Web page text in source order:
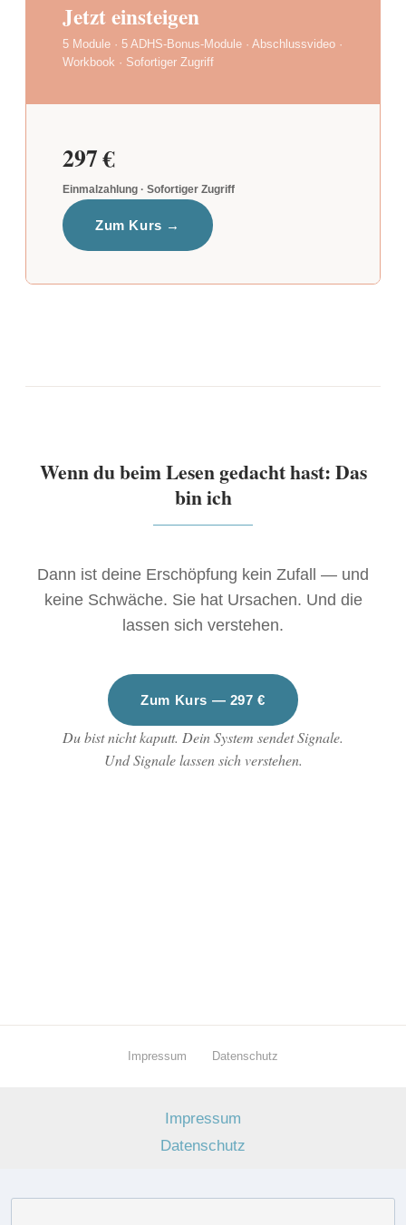
Jetzt einsteigen
5 Module · 5 ADHS-Bonus-Module · Abschlussvideo ·
Workbook · Sofortiger Zugriff
297 €
Einmalzahlung · Sofortiger Zugriff
Zum Kurs →
Wenn du beim Lesen gedacht hast: Das
bin ich
Dann ist deine Erschöpfung kein Zufall — und
keine Schwäche. Sie hat Ursachen. Und die
lassen sich verstehen.
Zum Kurs — 297 €
Du bist nicht kaputt. Dein System sendet Signale.
Und Signale lassen sich verstehen.
Impressum Datenschutz
Impressum
Datenschutz